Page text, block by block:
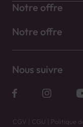
Notre offre
Notre offre
Nous suivre
CGV | CGU | Politique